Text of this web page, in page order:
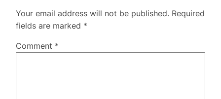
Your email address will not be published. Required
fields are marked *
Comment *